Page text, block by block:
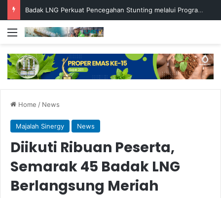
Badak LNG Perkuat Pencegahan Stunting melalui Program Akar Ranting
Menu
Home / News
Majalah Sinergy News
Diikuti Ribuan Peserta,
Semarak 45 Badak LNG
Berlangsung Meriah